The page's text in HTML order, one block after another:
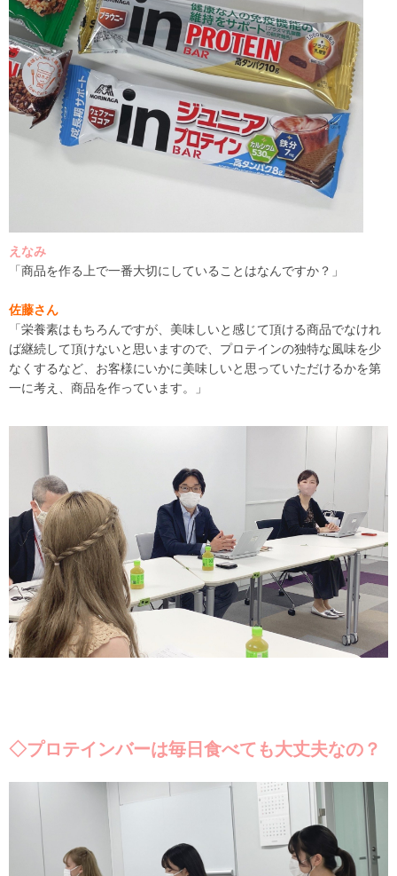
えなみ
「商品を作る上で一番大切にしていることはなんですか？」
佐藤さん
「栄養素はもちろんですが、 美味しいと感じて頂ける商品でなけれ
ば継続して頂けないと思いますので、プロテインの独特な風味を少
なくするなど、 お客様にいかに美味しいと思っていただけるかを第
一に考え、商品を作っています。」
◇プロテインバーは毎日食べても大丈夫なの？